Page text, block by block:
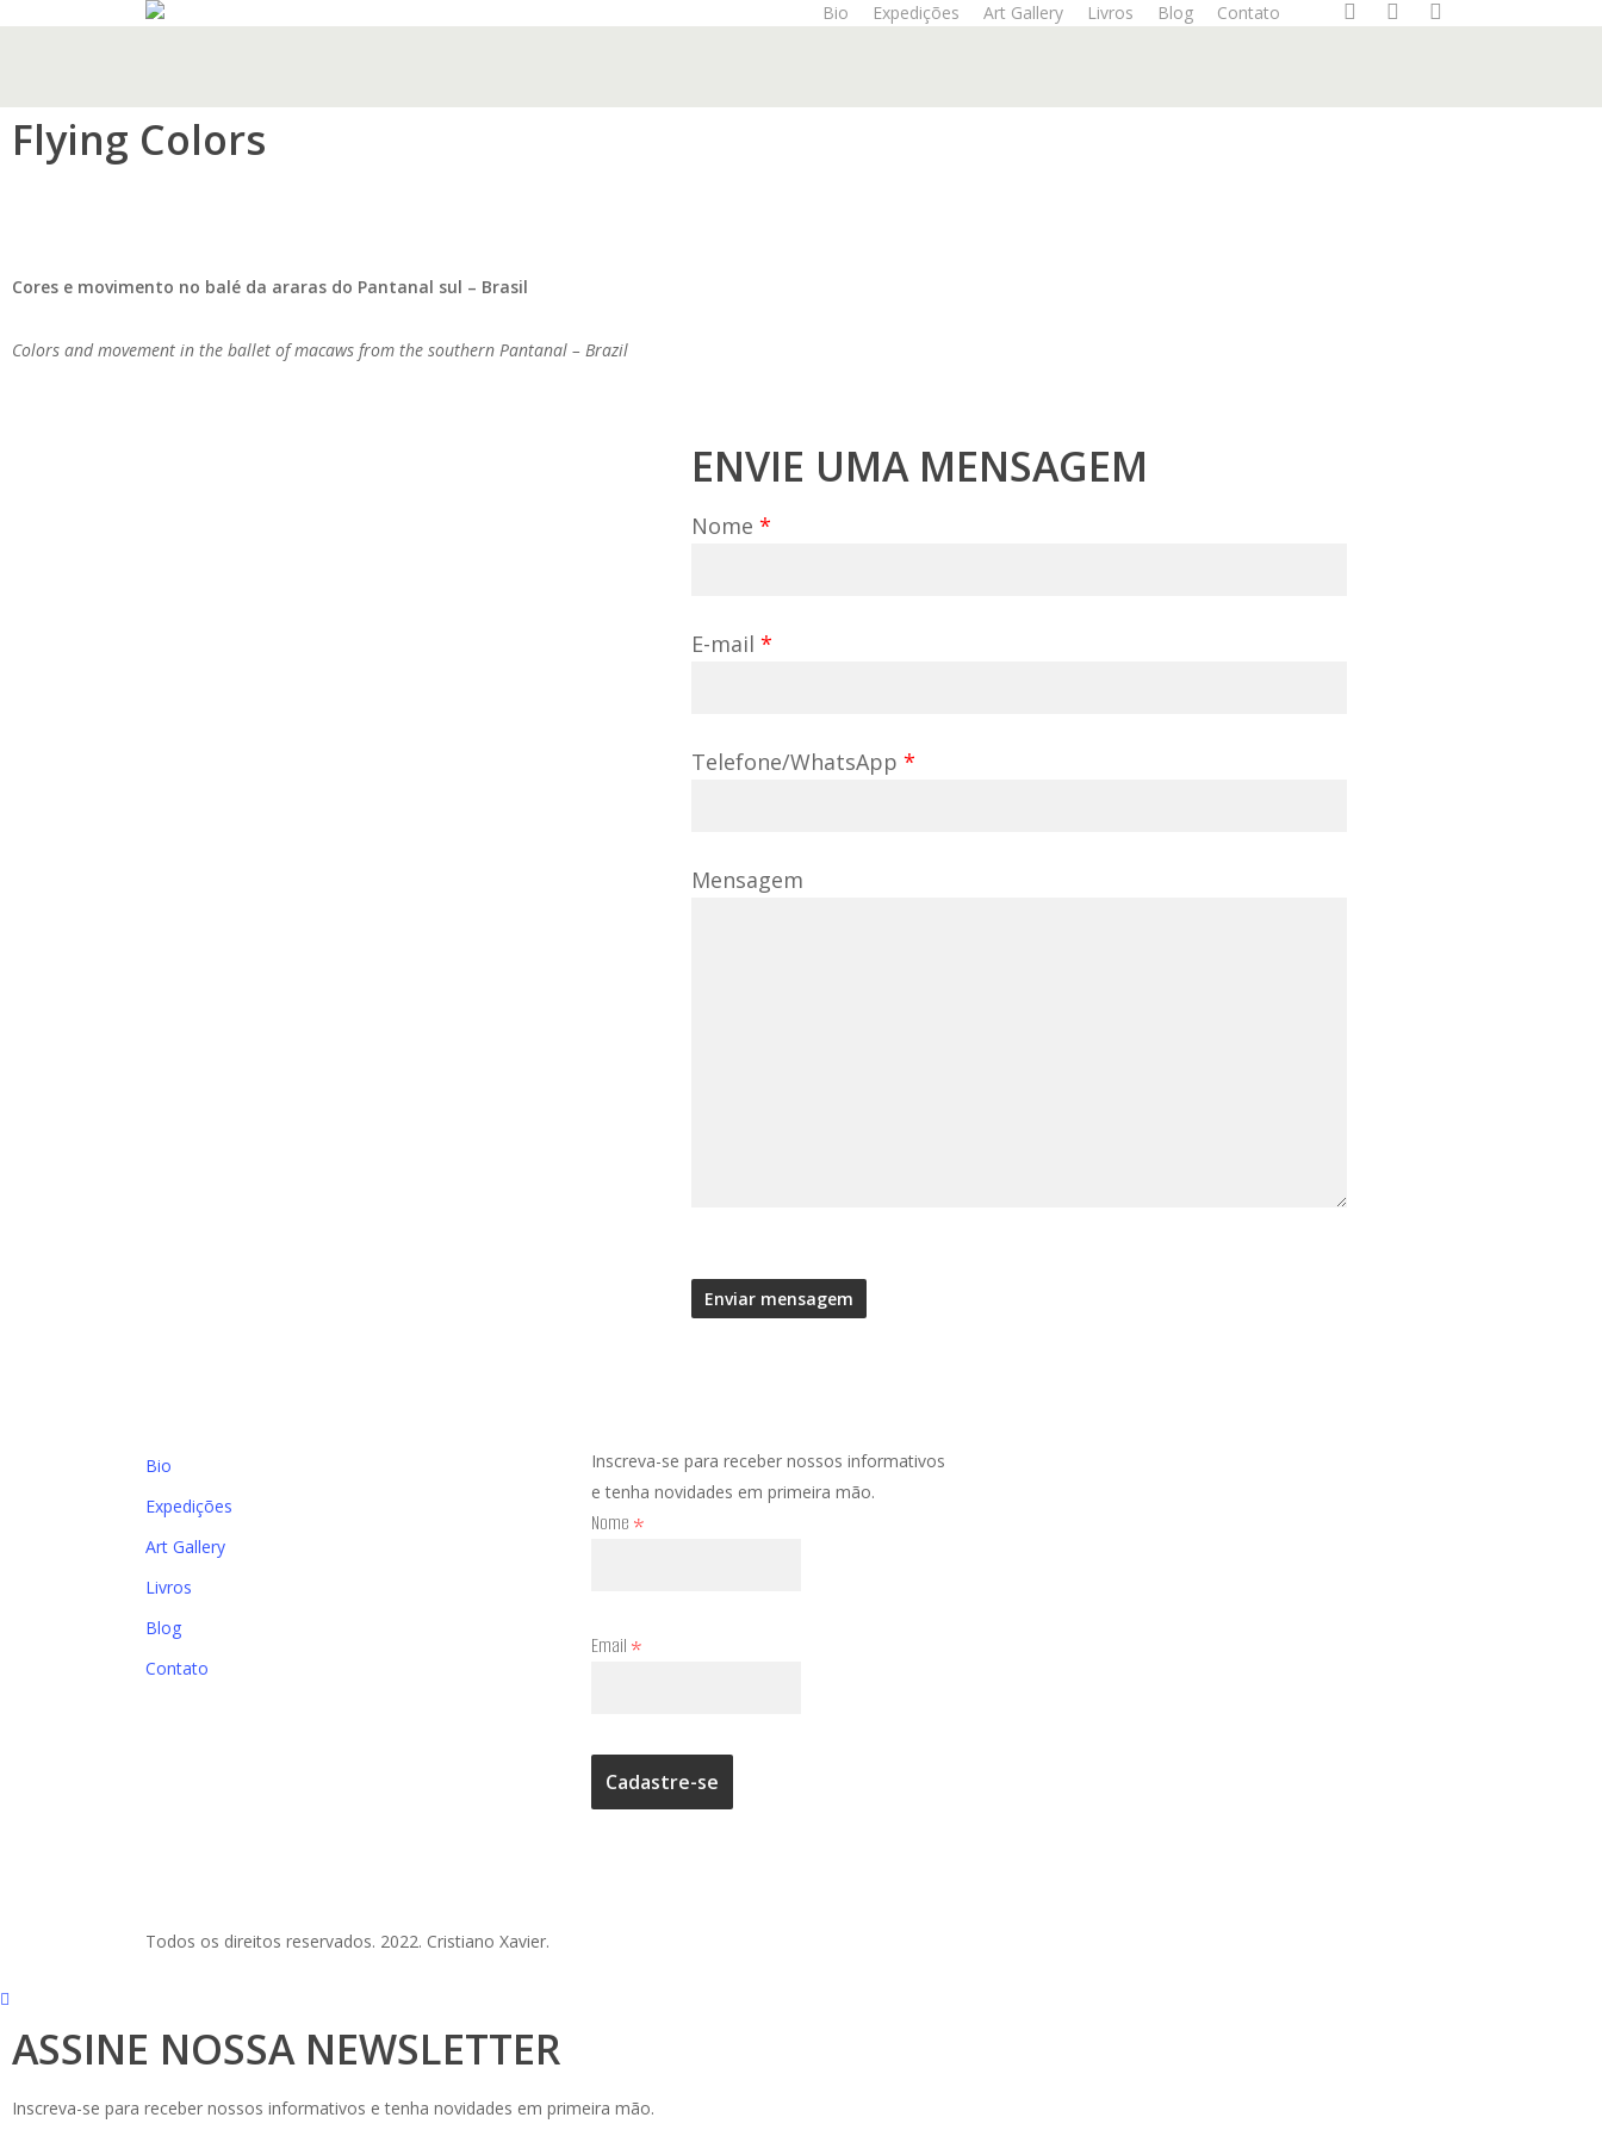
content
Bio Expedições Art Gallery Livros Blog Contato
Flying Colors
Cores e movimento no balé da araras do Pantanal sul – Brasil
Colors and movement in the ballet of macaws from the southern Pantanal – Brazil
ENVIE UMA MENSAGEM
Nome *
E-mail *
Telefone/WhatsApp *
Mensagem
Bio
Expedições
Art Gallery
Livros
Blog
Contato
Inscreva-se para receber nossos informativos
e tenha novidades em primeira mão.
Nome *
Email *
Todos os direitos reservados. 2022. Cristiano Xavier.
ASSINE NOSSA NEWSLETTER
Inscreva-se para receber nossos informativos e tenha novidades em primeira mão.